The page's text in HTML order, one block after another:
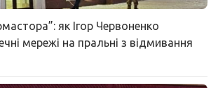
як Ігор Червоненко
мережі на пральні з відмивання